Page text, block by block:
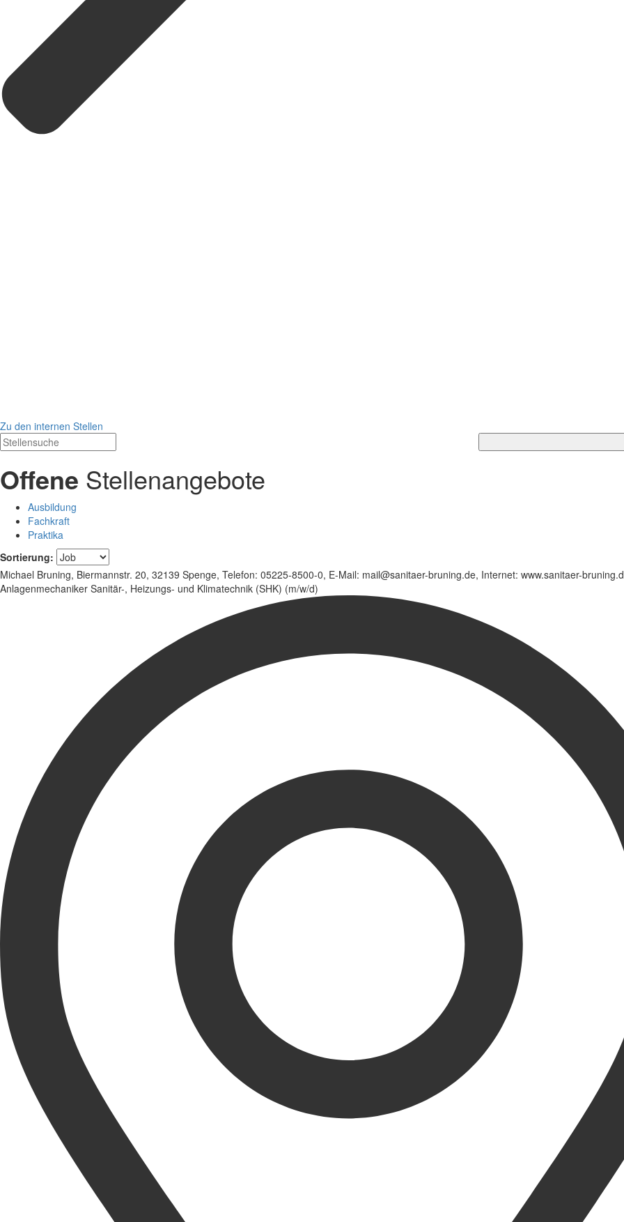
Zu den internen Stellen
Offene Stellenangebote
Ausbildung
Fachkraft
Praktika
Sortierung:
Michael Bruning, Biermannstr. 20, 32139 Spenge, Telefon: 05225-8500-0, E-Mail: mail@sanitaer-bruning.de, Internet: www.sanitaer-
Anlagenmechaniker Sanitär-, Heizungs- und Klimatechnik (SHK) (m/w/d)